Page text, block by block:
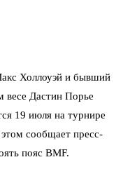
Холлоуэй и бывший
весе Дастин Порье
19 июля на турнире
сообщает пресс-
пояс BMF.